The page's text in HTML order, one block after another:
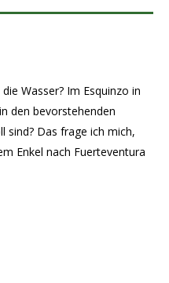
Wasser? Im Esquinzo in
den bevorstehenden
sind? Das frage ich mich,
Enkel nach Fuerteventura